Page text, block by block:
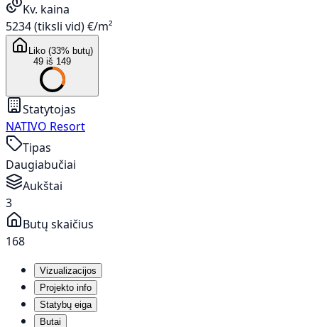
Kv. kaina
5234 (tiksli vid) €/m²
Liko (33% butų)
49 iš 149
Statytojas
NATIVO Resort
Tipas
Daugiabučiai
Aukštai
3
Butų skaičius
168
Vizualizacijos
Projekto info
Statybų eiga
Butai